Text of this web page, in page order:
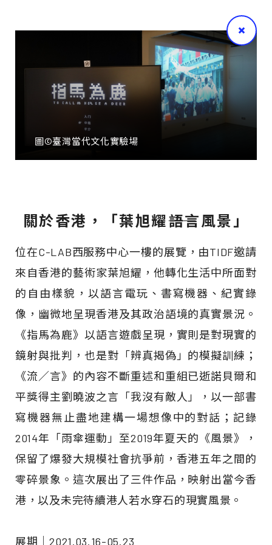
圖©臺灣當代文化實驗場
關於香港，「葉旭耀――語言風景」
位在C-LAB西服務中心一樓的展覽，由TIDF邀請
來自香港的藝術家葉旭耀，他轉化生活中所面對
的自由樣貌，以語言電玩、書寫機器、紀實錄
像，幽微地呈現香港及其政治語境的真實景況。
《指馬為鹿》以語言遊戲呈現，實則是對現實的
鏡射與批判，也是對「辨真揭偽」的模擬訓練；
《流／言》的內容不斷重述和重組已逝諾貝爾和
平獎得主劉曉波之言「我沒有敵人」，以一部書
寫機器無止盡地建構一場想像中的對話；記錄
2014年「雨傘運動」至2019年夏天的《風景》，
保留了爆發大規模社會抗爭前，香港五年之間的
零碎景象。這次展出了三件作品，映射出當今香
港，以及未完待續港人若水穿石的現實風景。
展期｜2021.03.16-05.23